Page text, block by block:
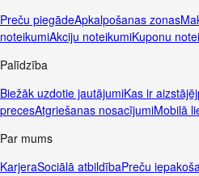
Preču piegādeApkalpošanas zonas
noteikumiAkciju noteikumiKuponu
Palīdzība
Biežāk uzdotie jautājumiKas ir
precesAtgriešanas nosacījumiMobilā
Par mums
KarjeraSociālā atbildībaPreču